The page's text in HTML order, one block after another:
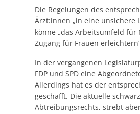
Die Regelungen des
Ärzt:innen „in eine unsichere
könne „das Arbeitsumfeld
Zugang für Frauen
In der vergangenen
FDP und SPD eine
Allerdings hat es der
geschafft. Die aktuelle
Abtreibungsrechts, strebt